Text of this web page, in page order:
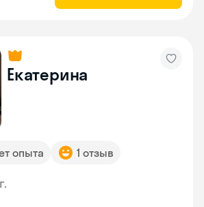
Екатерина
опыта 1 отзыв